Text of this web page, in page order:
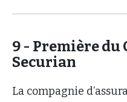
9 - Première du
Securian
La compagnie